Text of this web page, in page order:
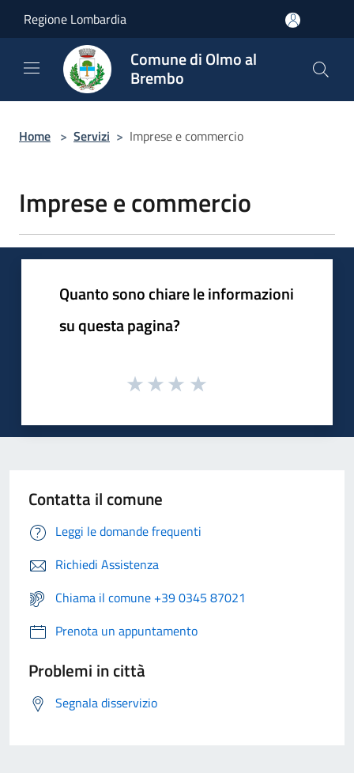
Regione Lombardia
Comune di Olmo al
Brembo
Home > Servizi > Imprese e commercio
Imprese e commercio
Quanto sono chiare le informazioni
su questa pagina?
Contatta il comune
Leggi le domande frequenti
Richiedi Assistenza
Chiama il comune +39 0345 87021
Prenota un appuntamento
Problemi in città
Segnala disservizio